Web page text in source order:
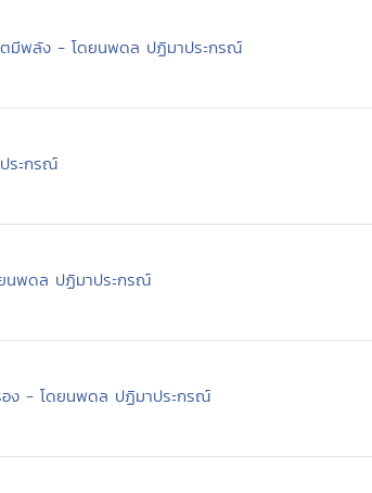
ตมีพลัง - โดยนพดล ปฏิมาประกรณ์
ระกรณ์
นพดล ปฏิมาประกรณ์
อง - โดยนพดล ปฏิมาประกรณ์